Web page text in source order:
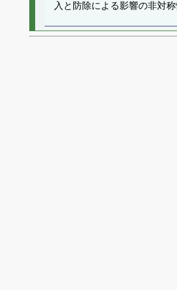
入と防除による影響の非対